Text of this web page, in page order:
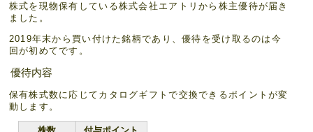
株式を現物保有している株式会社エアトリから株主優待が届き
ました。
2019年末から買い付けた銘柄であり、優待を受け取るのは今
回が初めてです。
優待内容
保有株式数に応じてカタログギフトで交換できるポイントが変
動します。